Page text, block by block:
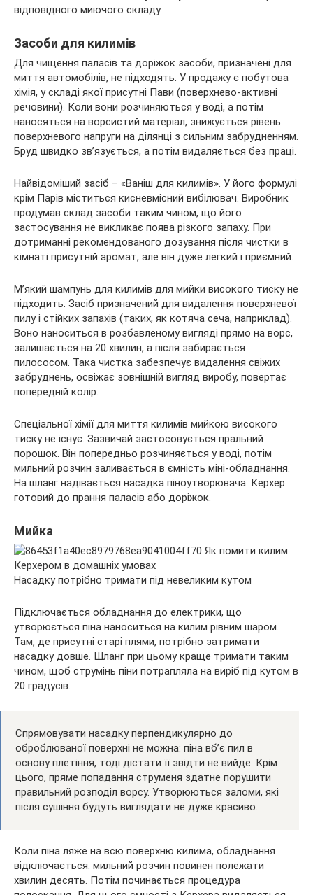
відповідного миючого складу.
Засоби для килимів
Для чищення паласів та доріжок засоби, призначені для
миття автомобілів, не підходять. У продажу є побутова
хімія, у складі якої присутні Пави (поверхнево-активні
речовини). Коли вони розчиняються у воді, а потім
наносяться на ворсистий матеріал, знижується рівень
поверхневого напруги на ділянці з сильним забрудненням.
Бруд швидко зв’язується, а потім видаляється без праці.
Найвідоміший засіб – «Ваніш для килимів». У його формулі
крім Парів міститься кисневмісний вибілювач. Виробник
продумав склад засоби таким чином, що його
застосування не викликає поява різкого запаху. При
дотриманні рекомендованого дозування після чистки в
кімнаті присутній аромат, але він дуже легкий і приємний.
М’який шампунь для килимів для мийки високого тиску не
підходить. Засіб призначений для видалення поверхневої
пилу і стійких запахів (таких, як котяча сеча, наприклад).
Воно наноситься в розбавленому вигляді прямо на ворс,
залишається на 20 хвилин, а після забирається
пилососом. Така чистка забезпечує видалення свіжих
забруднень, освіжає зовнішній вигляд виробу, повертає
попередній колір.
Спеціальної хімії для миття килимів мийкою високого
тиску не існує. Зазвичай застосовується пральний
порошок. Він попередньо розчиняється у воді, потім
мильний розчин заливається в ємність міні-обладнання.
На шланг надівається насадка піноутворювача. Керхер
готовий до прання паласів або доріжок.
Мийка
Насадку потрібно тримати під невеликим кутом
Підключається обладнання до електрики, що
утворюється піна наноситься на килим рівним шаром.
Там, де присутні старі плями, потрібно затримати
насадку довше. Шланг при цьому краще тримати таким
чином, щоб струмінь піни потрапляла на виріб під кутом в
20 градусів.
Спрямовувати насадку перпендикулярно до
оброблюваної поверхні не можна: піна вб’є пил в
основу плетіння, тоді дістати її звідти не вийде. Крім
цього, пряме попадання струменя здатне порушити
правильний розподіл ворсу. Утворюються заломи, які
після сушіння будуть виглядати не дуже красиво.
Коли піна ляже на всю поверхню килима, обладнання
відключається: мильний розчин повинен полежати
хвилин десять. Потім починається процедура